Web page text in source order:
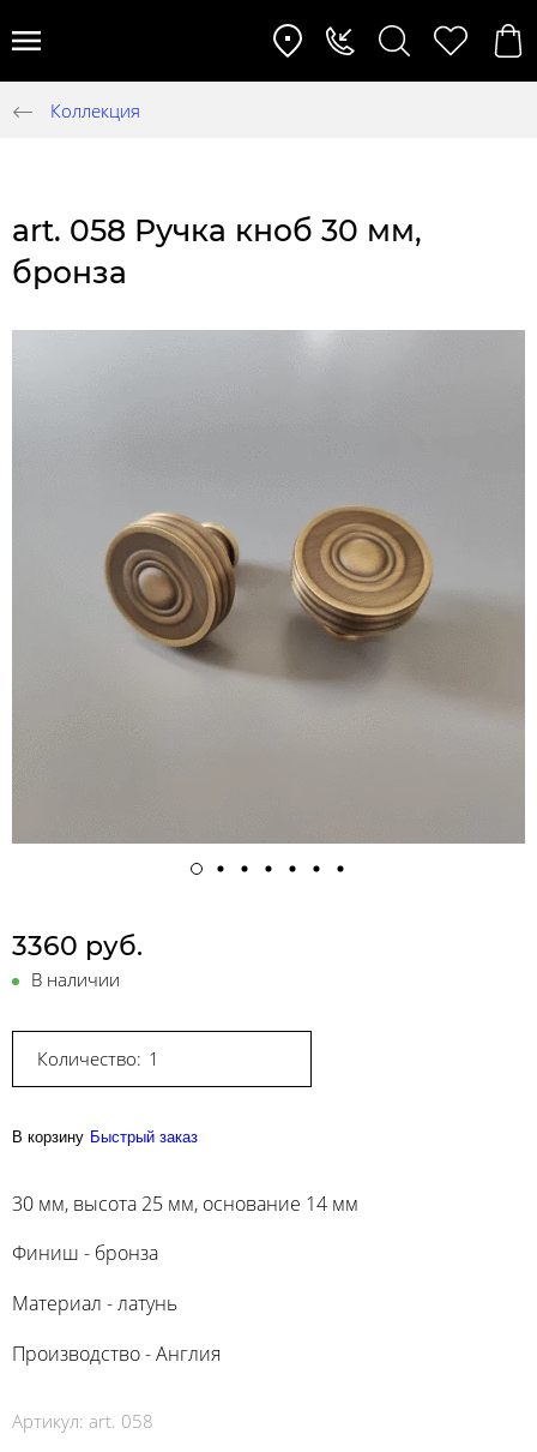
Коллекция
art. 058 Ручка кноб 30 мм,
бронза
3360 руб.
В наличии
Количество:
В корзину Быстрый заказ
30 мм, высота 25 мм, основание 14 мм
Финиш - бронза
Материал - латунь
Производство - Англия
Артикул: art. 058